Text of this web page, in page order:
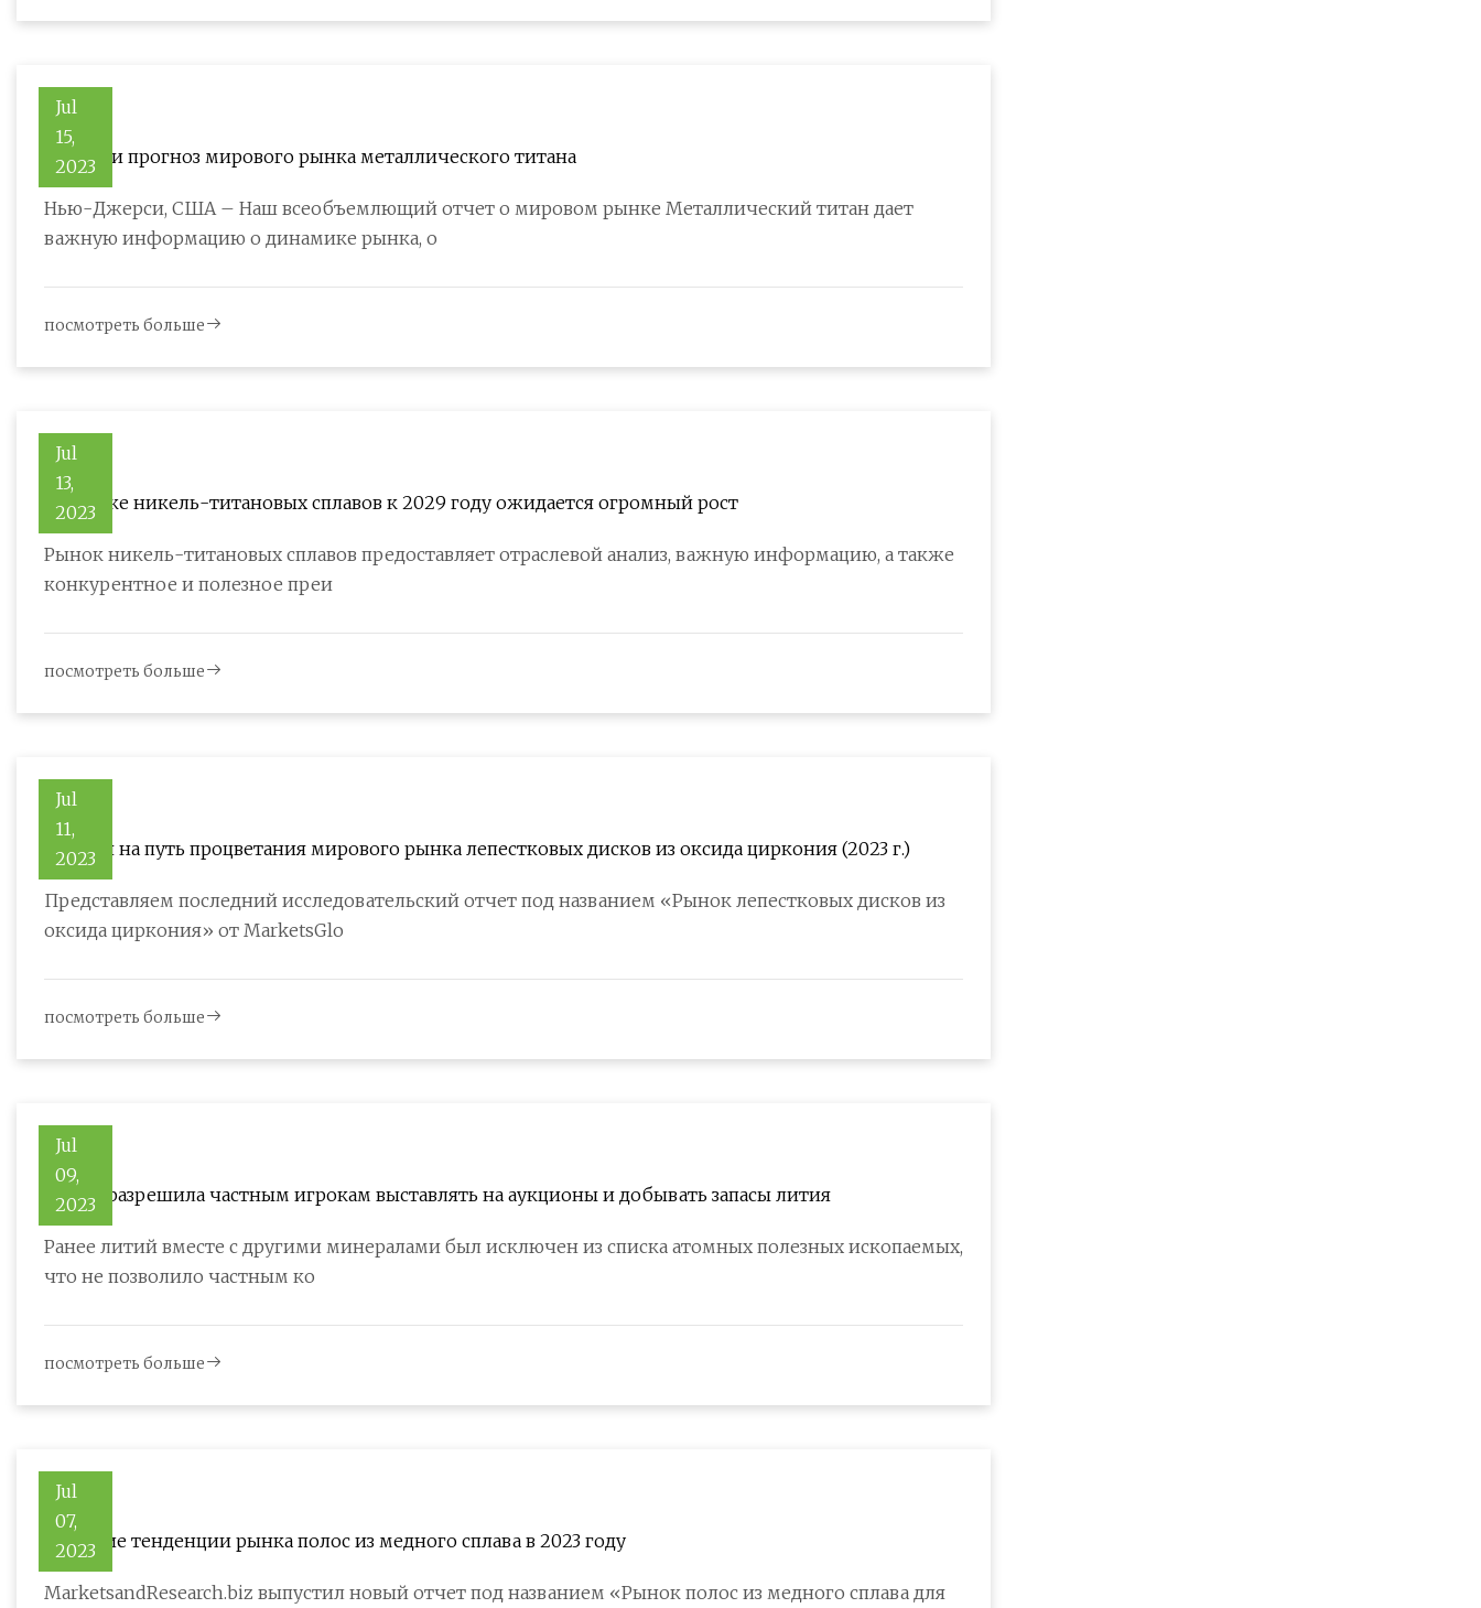
Jul
15,
2023
Размер и прогноз мирового рынка металлического титана
Нью-Джерси, США – Наш всеобъемлющий отчет о мировом рынке Металлический титан дает
важную информацию о динамике рынка, о
посмотреть больше
Jul
13,
2023
На рынке никель-титановых сплавов к 2029 году ожидается огромный рост
Рынок никель-титановых сплавов предоставляет отраслевой анализ, важную информацию, а также
конкурентное и полезное преи
посмотреть больше
Jul
11,
2023
Вступая на путь процветания мирового рынка лепестковых дисков из оксида циркония (2023 г.)
Представляем последний исследовательский отчет под названием «Рынок лепестковых дисков из
оксида циркония» от MarketsGlo
посмотреть больше
Jul
09,
2023
Индия разрешила частным игрокам выставлять на аукционы и добывать запасы лития
Ранее литий вместе с другими минералами был исключен из списка атомных полезных ископаемых,
что не позволило частным ко
посмотреть больше
Jul
07,
2023
Ведущие тенденции рынка полос из медного сплава в 2023 году
MarketsandResearch.biz выпустил новый отчет под названием «Рынок полос из медного сплава для